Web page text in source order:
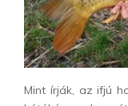
Mint írják, az ifjú